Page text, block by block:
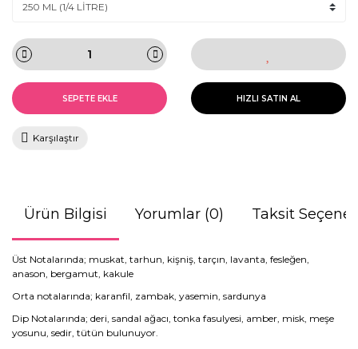
SEPETE EKLE HIZLI SATIN AL
Karşılaştır
Ürün Bilgisi Yorumlar (0) Taksit
Üst Notalarında; muskat, tarhun, kişniş, tarçın, lavanta, fesleğen,
anason, bergamut, kakule
Orta notalarında; karanfil, zambak, yasemin, sardunya
Dip Notalarında; deri, sandal ağacı, tonka fasulyesi, amber, misk, meşe
yosunu, sedir, tütün bulunuyor.